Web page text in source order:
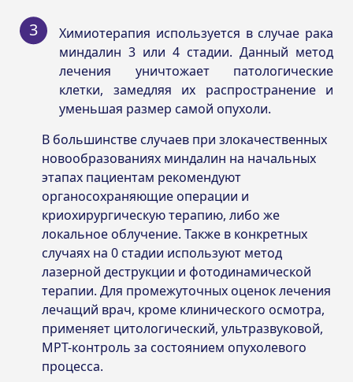
Химиотерапия используется в случае рака
миндалин 3 или 4 стадии. Данный метод
лечения уничтожает патологические
клетки, замедляя их распространение и
уменьшая размер самой опухоли.
В большинстве случаев при злокачественных
новообразованиях миндалин на начальных
этапах пациентам рекомендуют
органосохраняющие операции и
криохирургическую терапию, либо же
локальное облучение. Также в конкретных
случаях на 0 стадии используют метод
лазерной деструкции и фотодинамической
терапии. Для промежуточных оценок лечения
лечащий врач, кроме клинического осмотра,
применяет цитологический, ультразвуковой,
МРТ-контроль за состоянием опухолевого
процесса.